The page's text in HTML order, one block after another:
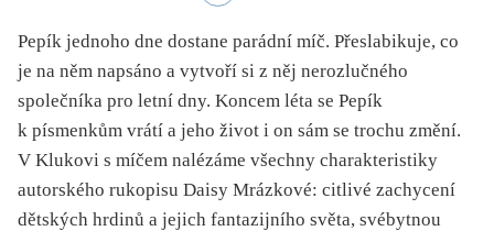
Pepík jednoho dne dostane parádní míč. Přeslabikuje, co
je na něm napsáno a vytvoří si z něj nerozlučného
společníka pro letní dny. Koncem léta se Pepík
k písmenkům vrátí a jeho život i on sám se trochu změní.
V Klukovi s míčem nalézáme všechny charakteristiky
autorského rukopisu Daisy Mrázkové: citlivé zachycení
dětských hrdinů a jejich fantazijního světa, svébytnou